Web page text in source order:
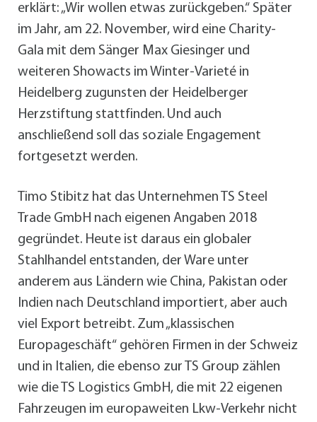
erklärt: „Wir wollen etwas zurückgeben.“ Später
im Jahr, am 22. November, wird eine Charity-
Gala mit dem Sänger Max Giesinger und
weiteren Showacts im Winter-Varieté in
Heidelberg zugunsten der Heidelberger
Herzstiftung stattfinden. Und auch
anschließend soll das soziale Engagement
fortgesetzt werden.
Timo Stibitz hat das Unternehmen TS Steel
Trade GmbH nach eigenen Angaben 2018
gegründet. Heute ist daraus ein globaler
Stahlhandel entstanden, der Ware unter
anderem aus Ländern wie China, Pakistan oder
Indien nach Deutschland importiert, aber auch
viel Export betreibt. Zum „klassischen
Europageschäft“ gehören Firmen in der Schweiz
und in Italien, die ebenso zur TS Group zählen
wie die TS Logistics GmbH, die mit 22 eigenen
Fahrzeugen im europaweiten Lkw-Verkehr nicht